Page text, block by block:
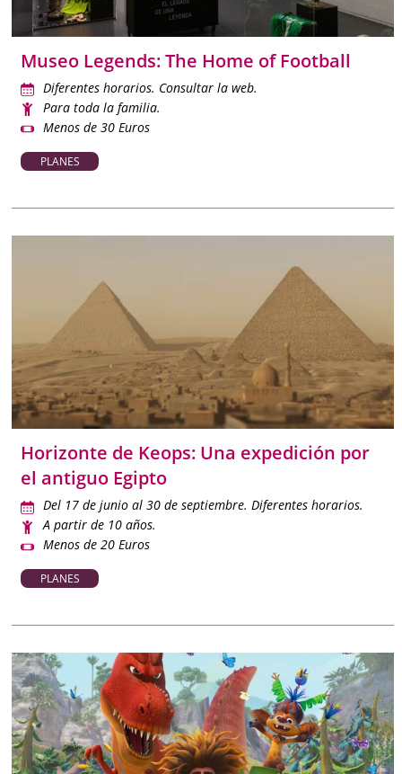
Museo Legends: The Home of Football
Diferentes horarios. Consultar la web.
Para toda la familia.
Menos de 30 Euros
PLANES
Horizonte de Keops: Una expedición por
el antiguo Egipto
Del 17 de junio al 30 de septiembre. Diferentes horarios.
A partir de 10 años.
Menos de 20 Euros
PLANES